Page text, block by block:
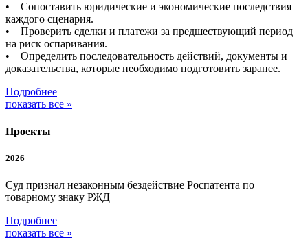
• Сопоставить юридические и экономические последствия
каждого сценария.
• Проверить сделки и платежи за предшествующий период
на риск оспаривания.
• Определить последовательность действий, документы и
доказательства, которые необходимо подготовить заранее.
Подробнее
показать все »
Проекты
2026
Суд признал незаконным бездействие Роспатента по
товарному знаку РЖД
Подробнее
показать все »